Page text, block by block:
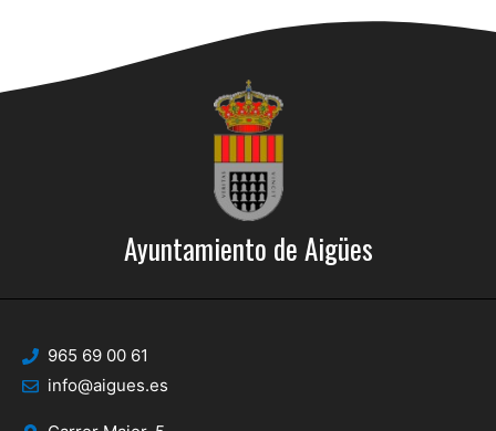
Ayuntamiento de Aigües
965 69 00 61
info@aigues.es